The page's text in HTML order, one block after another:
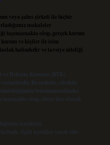
veya şahıs şirketi ile hiçbir
makaleler
taşımamakta olup, gerçek kurum
kurum ve kişiler ile isim
halindedir ve tavsiye niteliği
ve İletişim Kurumu (BTK)
Bu nedenle, sitedeki
bulunmamaktadır.
olup, siteye üye olarak
içerikleri,
ilgili içerikler yasal süre